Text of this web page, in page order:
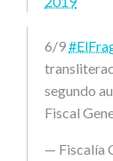
6/9
segundo
Fiscal
— Fiscalía